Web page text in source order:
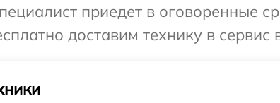
приедет в оговоренные
доставим технику в сервис